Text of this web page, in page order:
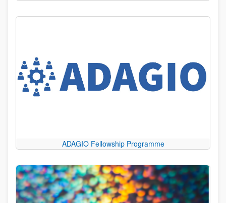
ADAGIO Fellowship Programme